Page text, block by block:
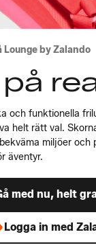
by Zalando
och funktionella
helt rätt val.
miljöer och
äventyr.
med nu, helt
Logga in med